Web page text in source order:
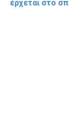
έρχεται στο